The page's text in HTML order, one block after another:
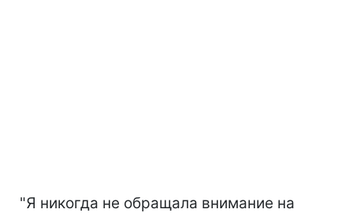
"Я никогда не обращала внимание на